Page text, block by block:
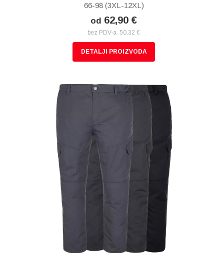
66-98 (3XL-12XL)
od 62,90 €
bez PDV-a 50,32 €
DETALJI PROIZVODA